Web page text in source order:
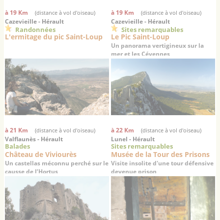
à 19 Km (distance à vol d'oiseau)
Cazevieille - Hérault
Randonnées
L'ermitage du pic Saint-Loup
à 19 Km (distance à vol d'oiseau)
Cazevieille - Hérault
Sites remarquables
Le Pic Saint-Loup
Un panorama vertigineux sur la
mer et les Cévennes
à 21 Km (distance à vol d'oiseau)
Valflaunès - Hérault
Balades
Château de Viviourès
Un castellas méconnu perché sur le
causse de l’Hortus
à 22 Km (distance à vol d'oiseau)
Lunel - Hérault
Sites remarquables
Musée de la Tour des Prisons
Visite insolite d'une tour défensive
devenue prison